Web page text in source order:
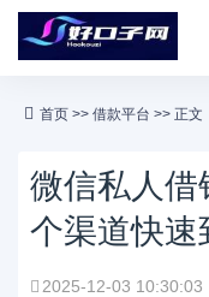
首页 >> 借款平台 >> 正文
微信私人
个渠道快速
2025-12-03 10:30:03